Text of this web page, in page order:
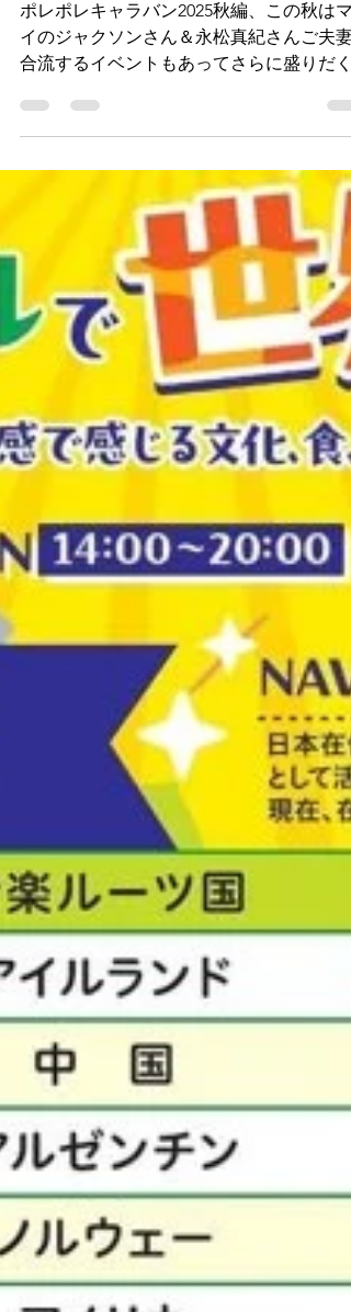
Masaya Onishi
2025年9月26日
読了時間: 4分
ポレポレキャラバン2025
秋・スケジュール
ポレポレキャラバン2025秋編、この秋はマ
イのジャクソンさん＆永松真紀さんご夫妻
合流するイベントもあってさらに盛りだく
ん。日本各地にアフリカの風を届けていき
す。 ★ポレポレキャラバンとは？大西マサ
ヤ（ミュージシャン・ドゥルマ民族伝統継
者）と、キベラスラムで困窮児童や孤児の
け込み寺「マゴソスクール」を運営する早
千晶（ケニア在住37年）のAfrican Talk &
ユニット。アフリカ・ケニアから、今を共
生き抜くための大切なメッセージ希望と勇
が湧き上がる力強い言葉躍動するリズムと
かなアフリカンギターに飛びきり明るい歌
声、アフリカの躍動感と生命力を伝えるタ
コの響き。伝統曲、アフリカンポップス、
に響くオリジナル曲など、楽しいアフリカ
ライブと、困難な状況でも生きることを決
てあきらめず、助け合いながら生き抜くス
ムの仲間たちのいのちの物語。 ★ポレポレ
キャラバンは個性あふれる様々なミュージ
ャン、ダンサー、活動家、講演者とのコラ
で各地でイベントを行っています。１回１